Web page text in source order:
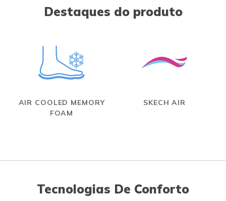
Destaques do produto
AIR COOLED MEMORY
FOAM
SKECH AIR
Tecnologias De Conforto